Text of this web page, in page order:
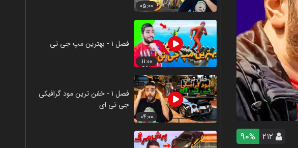
۲۱۲ 90%
۰۵:۰۰
۱۱:۰۰
فصل ۱ - بهترین مپ جی تی
۰۴:۰۰
فصل ۱ - خفن ترین مود گرافیکی
جی تی ای